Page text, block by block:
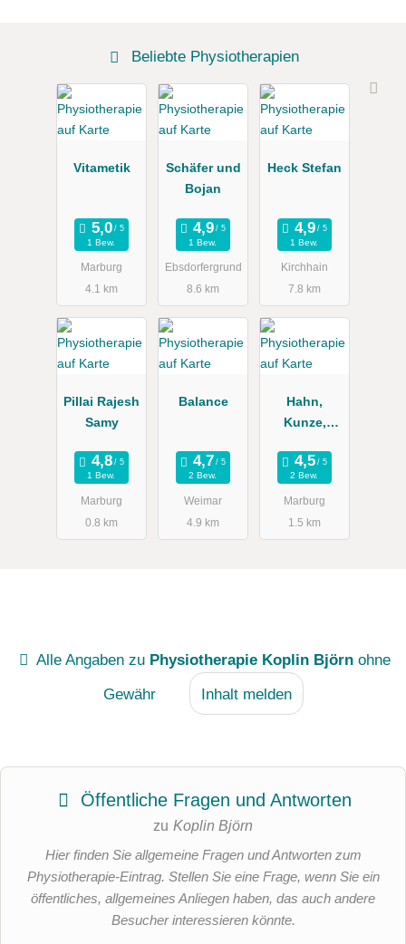
Beliebte Physiotherapien
Vitametik
1 Bew.
Marburg
4.1 km
Schäfer und
Bojan
1 Bew.
Ebsdorfergrund
8.6 km
Heck Stefan
1 Bew.
Kirchhain
7.8 km
Pillai Rajesh
Samy
1 Bew.
Marburg
0.8 km
Balance
2 Bew.
Weimar
4.9 km
Hahn,
Kunze,
und
Rosenfeldt
2 Bew.
Marburg
1.5 km
Alle Angaben zu Physiotherapie Koplin Björn ohne
Gewähr
Inhalt melden
Öffentliche Fragen und Antworten
zu Koplin Björn
Hier finden Sie allgemeine Fragen und Antworten zum
Physiotherapie-Eintrag. Stellen Sie eine Frage, wenn Sie ein
öffentliches, allgemeines Anliegen haben, das auch andere
Besucher interessieren könnte.